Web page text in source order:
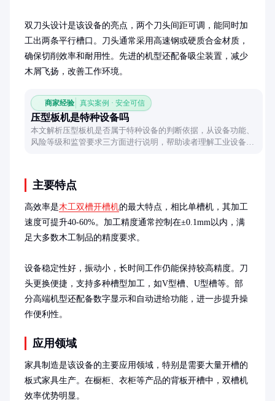
双刀头设计是该设备的亮点，两个刀头间距可调，能同时加
工出两条平行槽口。刀头通常采用高速钢或硬质合金材质，
确保切削效率和耐用性。先进的机型还配备吸尘装置，减少
木屑飞扬，改善工作环境。
商家经验 真实案例 · 安全可信
压型板机是特种设备吗
本文解析压型板机是否属于特种设备的判断依据，从设备功能、
风险等级和监管要求三方面进行说明，帮助读者理解工业设备分
主要特点
高效率是木工双槽开槽机的最大特点，相比单槽机，其加工
速度可提升40-60%。加工精度通常控制在±0.1mm以内，满
足大多数木工制品的精度要求。
设备稳定性好，振动小，长时间工作仍能保持较高精度。刀
头更换便捷，支持多种槽型加工，如V型槽、U型槽等。部
分高端机型还配备数字显示和自动进给功能，进一步提升操
作便利性。
应用领域
家具制造是该设备的主要应用领域，特别是需要大量开槽的
板式家具生产。在橱柜、衣柜等产品的背板开槽中，双槽机
效率优势明显。